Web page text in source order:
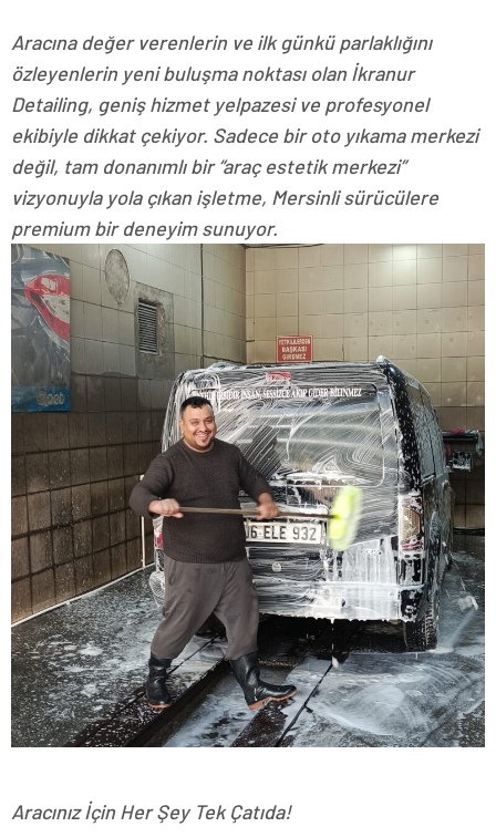
Aracına değer verenlerin ve ilk günkü parlaklığını
özleyenlerin yeni buluşma noktası olan İkranur
Detailing, geniş hizmet yelpazesi ve profesyonel
ekibiyle dikkat çekiyor. Sadece bir oto yıkama merkezi
değil, tam donanımlı bir “araç estetik merkezi”
vizyonuyla yola çıkan işletme, Mersinli sürücülere
premium bir deneyim sunuyor.
Aracınız İçin Her Şey Tek Çatıda!